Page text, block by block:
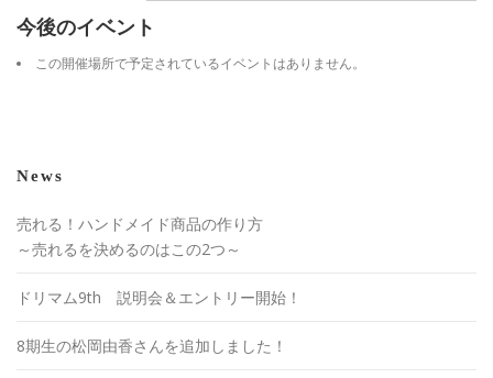
今後のイベント
この開催場所で予定されているイベントはありません。
News
売れる！ハンドメイド商品の作り方
～売れるを決めるのはこの2つ～
ドリマム9th 説明会＆エントリー開始！
8期生の松岡由香さんを追加しました！